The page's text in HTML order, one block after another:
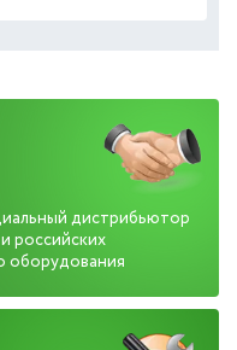
дистрибьютор
российских
оборудования